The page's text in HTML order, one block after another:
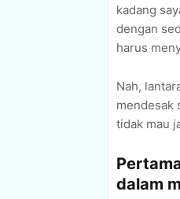
kadang
dengan
harus
Nah,
mendesak
tidak mau
dalam